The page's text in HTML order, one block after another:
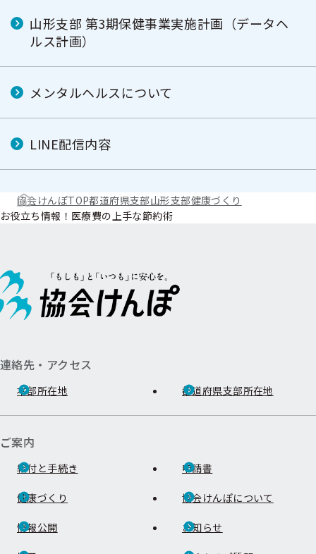
山形支部 第3期保健事業実施計画（データヘ
ルス計画）
メンタルヘルスについて
LINE配信内容
協会けんぽTOP都道府県支部山形支部健康づくり
お役立ち情報！医療費の上手な節約術
連絡先・アクセス
本部所在地 都道府県支部所在地
ご案内
給付と手続き 申請書
健康づくり 協会けんぽについて
情報公開 お知らせ